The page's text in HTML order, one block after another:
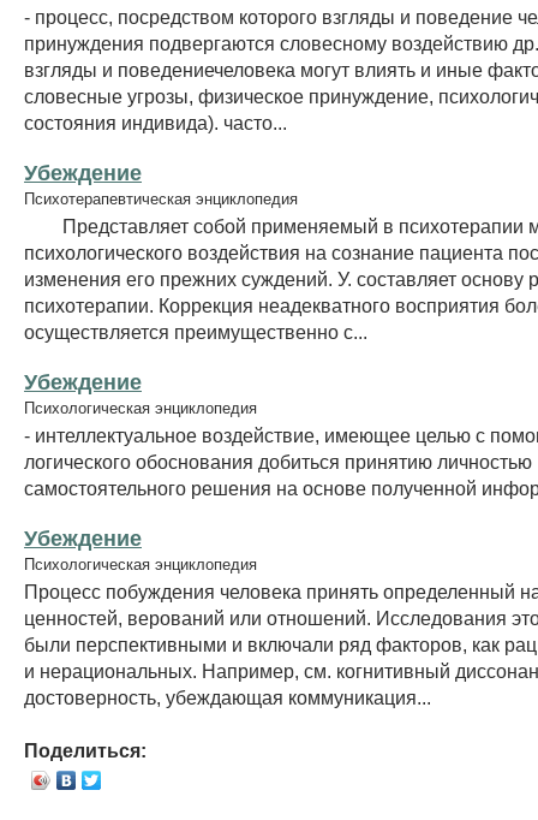
- процесс, посредством которого взгляды и поведение
принуждения подвергаются словесному воздействию
взгляды и поведениечеловека могут влиять и иные
словесные угрозы, физическое принуждение,
состояния индивида). часто...
Убеждение
Психотерапевтическая энциклопедия
Представляет собой применяемый в психотерапии
психологического воздействия на сознание пациента
изменения его прежних суждений. У. составляет основу
психотерапии. Коррекция неадекватного восприятия
осуществляется преимущественно с...
Убеждение
Психологическая энциклопедия
- интеллектуальное воздействие, имеющее целью с
логического обоснования добиться принятию личностью
самостоятельного решения на основе полученной
Убеждение
Психологическая энциклопедия
Процесс побуждения человека принять определенный
ценностей, верований или отношений. Исследования
были перспективными и включали ряд факторов, как
и нерациональных. Например, см. когнитивный
достоверность, убеждающая коммуникация...
Поделиться: